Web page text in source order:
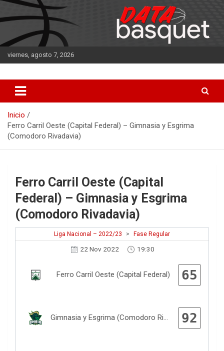
Saltar
al
contenido
viernes, agosto 7, 2026
DATA Basquet
Inicio
Ferro Carril Oeste (Capital Federal) – Gimnasia y Esgrima
(Comodoro Rivadavia)
Ferro Carril Oeste (Capital
Federal) – Gimnasia y Esgrima
(Comodoro Rivadavia)
Liga Nacional – 2022/23 > Fase Regular
22 Nov 2022 19:30
Ferro Carril Oeste (Capital Federal) 65
Gimnasia y Esgrima (Comodoro Rivadavia) 92